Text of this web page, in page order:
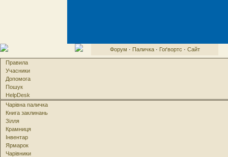
Форум · Паличка· Гоґвортс · Сайт
Правила
Учасники
Допомога
Пошук
HelpDesk
Чарівна паличка
Книга заклинань
Зілля
Крамниця
Інвентар
Ярмарок
Чарівники